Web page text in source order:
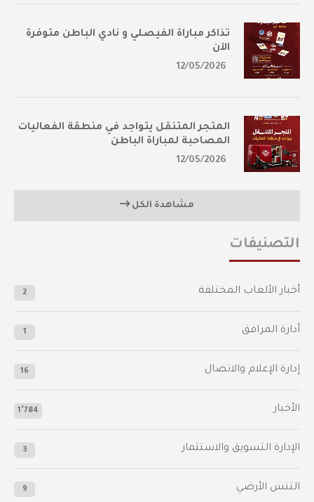
تذاكر مباراة الفيصلي و نادي الباطن متوفرة
الآن
12/05/2026
المتجر المتنقل يتواجد في منطقة الفعاليات
المصاحبة لمباراة الباطن
12/05/2026
مشاهدة الكل
التصنيفات
أخبار الألعاب المختلفة 2
أدارة المرافق 1
إدارة الإعلام والاتصال 16
الأخبار 1٬784
الإدارة التسويق والاستثمار 3
التنس الأرضي 9